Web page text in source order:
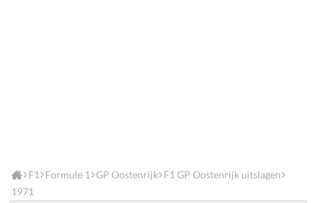
F1 Formule 1 GP Oostenrijk F1 GP Oostenrijk uitslagen
1971